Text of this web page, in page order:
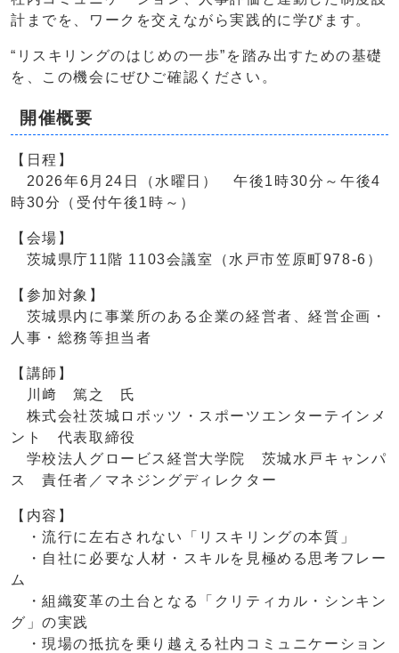
計までを、ワークを交えながら実践的に学びます。
“リスキリングのはじめの一歩”を踏み出すための基礎
を、この機会にぜひご確認ください。
開催概要
【日程】
2026年6月24日（水曜日） 午後1時30分～午後4
時30分（受付午後1時～）
【会場】
茨城県庁11階 1103会議室（水戸市笠原町978-6）
【参加対象】
茨城県内に事業所のある企業の経営者、経営企画・
人事・総務等担当者
【講師】
川﨑 篤之 氏
株式会社茨城ロボッツ・スポーツエンターテインメ
ント 代表取締役
学校法人グロービス経営大学院 茨城水戸キャンパ
ス 責任者／マネジングディレクター
【内容】
・流行に左右されない「リスキリングの本質」
・自社に必要な人材・スキルを見極める思考フレー
ム
・組織変革の土台となる「クリティカル・シンキン
グ」の実践
・現場の抵抗を乗り越える社内コミュニケーション